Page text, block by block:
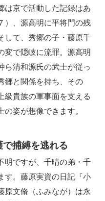
京で活動した記録はあ
）、源高明に平将門の残
して、秀郷の子・藤原千
変で隠岐に流罪。源高明
ら清和源氏の武士が従っ
郷と関係を持ち、その
級貴族の軍事面を支える
姿が想像できます。
捕縛を逃れる
ですが、千晴の弟・千
す。藤原実資の日記『小
原文脩（ふみなが）は永